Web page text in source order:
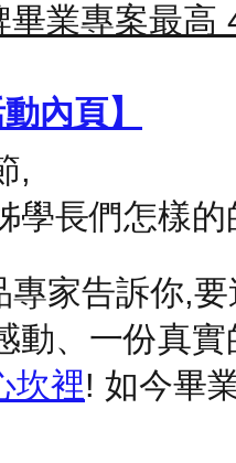
畢業專案最高
內頁】
,
學長們怎樣
家告訴你,要
動、一份真
坎裡! 如今畢